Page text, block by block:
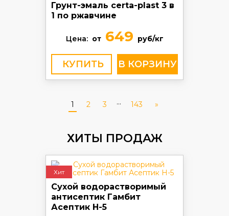
Грунт-эмаль certa-plast 3 в
1 по ржавчине
Цена: от649 руб/кг
КУПИТЬ
1 2 3 ... 143 »
ХИТЫ ПРОДАЖ
Хит
Сухой водорастворимый
антисептик Гамбит
Асептик H-5